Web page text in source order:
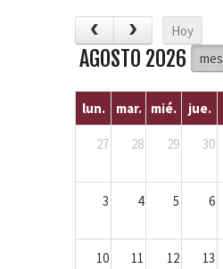
Hoy
mes
AGOSTO 2026
lun. mar. mié. jue.
27 28 29 30
3 4 5 6
10 11 12 13